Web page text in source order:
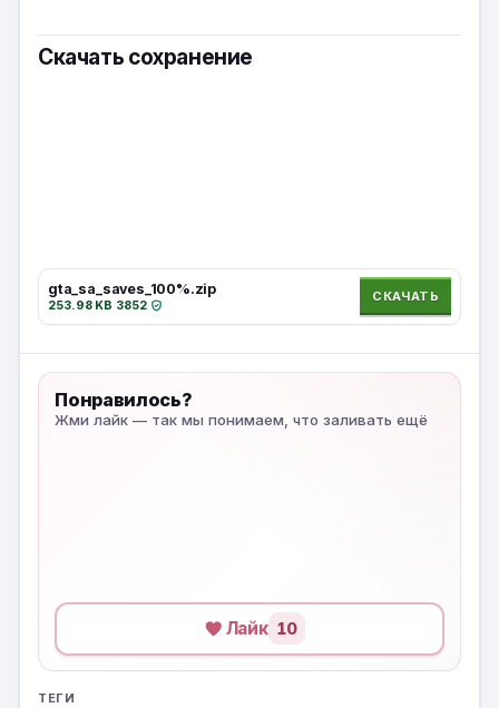
Скачать сохранение
gta_sa_saves_100%.zip
253.98 KB·3852·
СКАЧАТЬ
Понравилось?
Жми лайк — так мы понимаем, что заливать ещё
Лайк 10
ТЕГИ